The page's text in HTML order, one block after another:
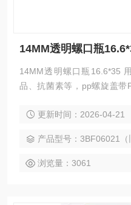
14MM透明螺口瓶
14MM透明螺口瓶16.6*35
品、抗菌素等，pp螺旋盖带
胶垫片 用于药物分装、生物
抗菌素等，pp螺旋盖带
物制剂、标准品、抗菌素等，
更新时间：2026-04-21
产品型号：3BF06021（
浏览量：3061